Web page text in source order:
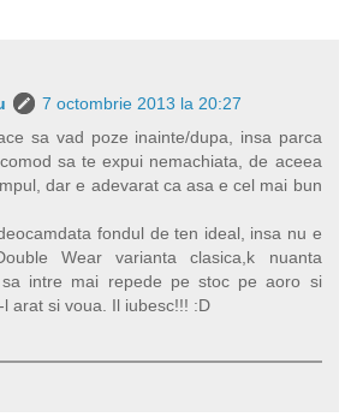
7 octombrie 2013 la 20:27
sa vad poze inainte/dupa, insa parca
sa te expui nemachiata, de aceea
dar e adevarat ca asa e cel mai bun
fondul de ten ideal, insa nu e
Wear varianta clasica,k nuanta
intre mai repede pe stoc pe aoro si
arat si voua. Il iubesc!!! :D